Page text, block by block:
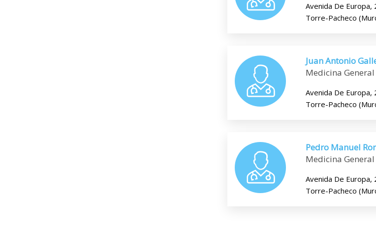
Avenida De Europa,
Torre-Pacheco
Juan Antonio
Medicina General
Avenida De Europa,
Torre-Pacheco
Pedro Manuel
Medicina General
Avenida De Europa,
Torre-Pacheco